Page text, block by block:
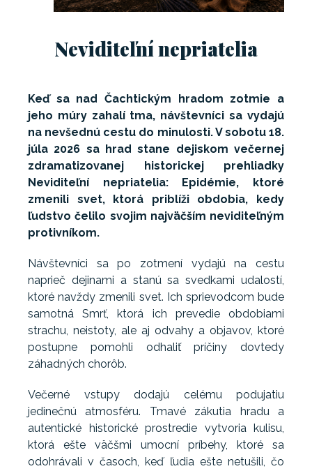
Neviditeľní nepriatelia
Keď sa nad Čachtickým hradom zotmie a
jeho múry zahalí tma, návštevníci sa vydajú
na nevšednú cestu do minulosti. V sobotu 18.
júla 2026 sa hrad stane dejiskom večernej
zdramatizovanej historickej prehliadky
Neviditeľní nepriatelia: Epidémie, ktoré
zmenili svet, ktorá priblíži obdobia, kedy
ľudstvo čelilo svojim najväčším neviditeľným
protivníkom.
Návštevníci sa po zotmení vydajú na cestu
naprieč dejinami a stanú sa svedkami udalostí,
ktoré navždy zmenili svet. Ich sprievodcom bude
samotná Smrť, ktorá ich prevedie obdobiami
strachu, neistoty, ale aj odvahy a objavov, ktoré
postupne pomohli odhaliť príčiny dovtedy
záhadných chorôb.
Večerné vstupy dodajú celému podujatiu
jedinečnú atmosféru. Tmavé zákutia hradu a
autentické historické prostredie vytvoria kulisu,
ktorá ešte väčšmi umocní príbehy, ktoré sa
odohrávali v časoch, keď ľudia ešte netušili, čo